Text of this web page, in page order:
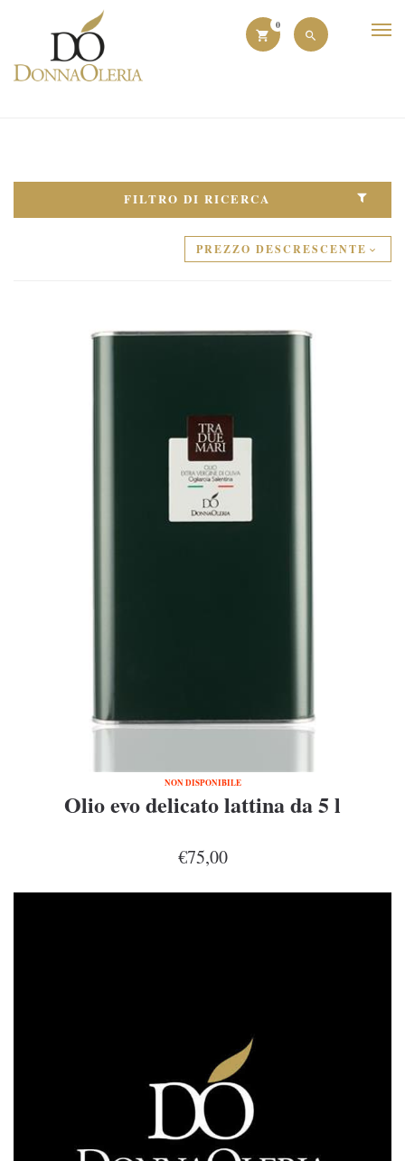
0
FILTRO DI RICERCA
PREZZO DESCRESCENTE
NON DISPONIBILE
Olio evo delicato lattina da 5 l
€75,00